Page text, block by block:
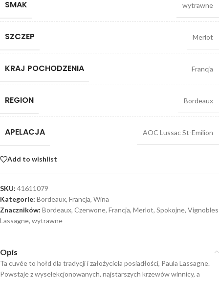
SMAK wytrawne
SZCZEP Merlot
KRAJ POCHODZENIA Francja
REGION Bordeaux
APELACJA AOC Lussac St-Emilion
Add to wishlist
SKU: 41611079
Kategorie: Bordeaux, Francja, Wina
Znaczników: Bordeaux, Czerwone, Francja, Merlot, Spokojne, Vignobles
Lassagne, wytrawne
Opis
Ta cuvée to hołd dla tradycji i założyciela posiadłości, Paula Lassagne.
Powstaje z wyselekcjonowanych, najstarszych krzewów winnicy, a